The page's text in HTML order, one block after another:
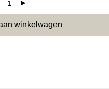
winkelwagen